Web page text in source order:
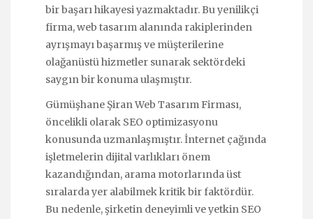
bir başarı hikayesi yazmaktadır. Bu yenilikçi
firma, web tasarım alanında rakiplerinden
ayrışmayı başarmış ve müşterilerine
olağanüstü hizmetler sunarak sektördeki
saygın bir konuma ulaşmıştır.
Gümüşhane Şiran Web Tasarım Firması,
öncelikli olarak SEO optimizasyonu
konusunda uzmanlaşmıştır. İnternet çağında
işletmelerin dijital varlıkları önem
kazandığından, arama motorlarında üst
sıralarda yer alabilmek kritik bir faktördür.
Bu nedenle, şirketin deneyimli ve yetkin SEO